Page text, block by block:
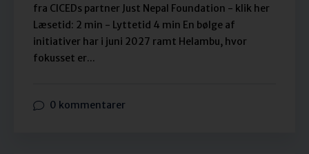
fra CICEDs partner Just Nepal Foundation - klik her
Læsetid: 2 min - Lyttetid 4 min En bølge af
initiativer har i juni 2027 ramt Helambu, hvor
fokusset er...
0 kommentarer